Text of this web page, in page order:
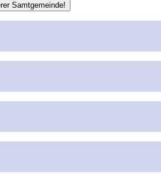
Samtgemeinde!